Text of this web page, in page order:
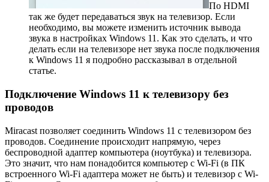
По HDMI
так же будет передаваться звук на телевизор. Если
необходимо, вы можете изменить источник вывода
звука в настройках Windows 11. Как это сделать, и что
делать если на телевизоре нет звука после подключения
к Windows 11 я подробно рассказывал в отдельной
статье.
Подключение Windows 11 к телевизору без
проводов
Miracast позволяет соединить Windows 11 с телевизором без
проводов. Соединение происходит напрямую, через
беспроводной адаптер компьютера (ноутбука) и телевизора.
Это значит, что нам понадобится компьютер с Wi-Fi (в ПК
встроенного Wi-Fi адаптера может не быть) и телевизор с Wi-